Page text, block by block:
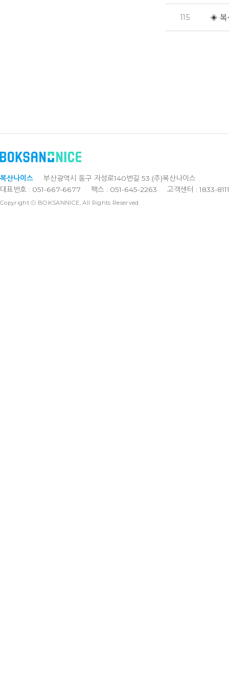
115 ◈ 복
복산나이스
부산광역시 동구 자성로140번길 53 (주)복산나이스
대표번호 : 051-667-6677
팩스 : 051-645-2263 고객센터 : 1833-8111
Copyright ⓒ BOKSANNICE, All Rights Reserved.